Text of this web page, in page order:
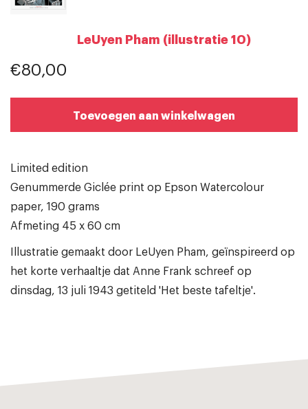
LeUyen Pham (illustratie 10)
€80,00
Toevoegen aan winkelwagen
Limited edition
Genummerde Giclée print op Epson Watercolour
paper, 190 grams
Afmeting 45 x 60 cm
Illustratie gemaakt door LeUyen Pham, geïnspireerd op
het korte verhaaltje dat Anne Frank schreef op
dinsdag, 13 juli 1943 getiteld 'Het beste tafeltje'.